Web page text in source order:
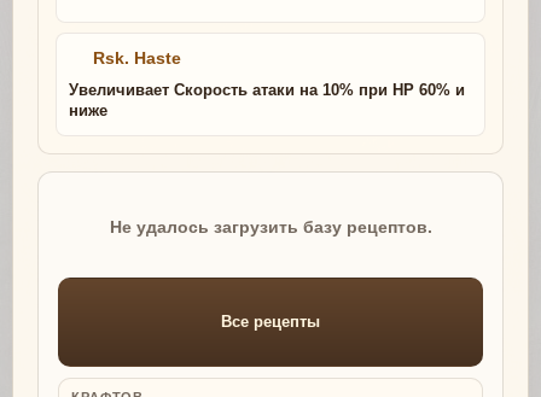
Rsk. Haste
Увеличивает Скорость атаки на 10% при HP 60% и
ниже
Не удалось загрузить базу рецептов.
Все рецепты